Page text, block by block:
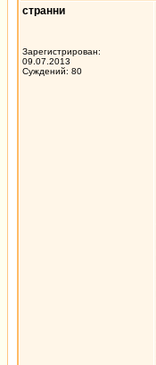
странни
Зарегистрирован:
09.07.2013
Суждений: 80